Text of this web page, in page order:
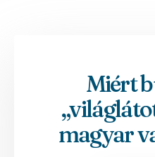
Miért
magyar